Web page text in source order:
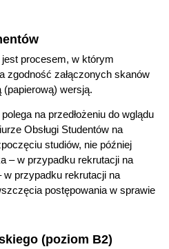
procesem, w którym
zgodność załączonych skanów
wersją.
na przedłożeniu do wglądu
Obsługi Studentów na
studiów, nie później
– w przypadku rekrutacji na
przypadku rekrutacji na
postępowania w sprawie
(poziom B2)